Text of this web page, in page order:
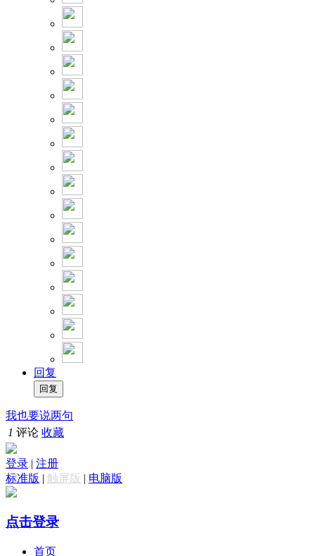
回复
我也要说两句
1 评论 收藏
登录 | 注册
标准版 | 触屏版 | 电脑版
点击登录
首页